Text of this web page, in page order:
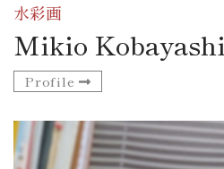
水彩画
Mikio Kobayashi
Profile